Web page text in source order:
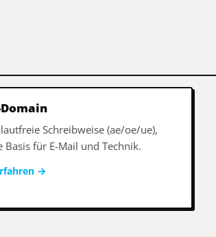
Domain
Schreibweise (ae/oe/ue),
Basis für E-Mail und Technik.
→